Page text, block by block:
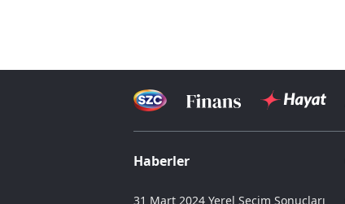
Haberler
31 Mart 2024 Yerel Seçim Sonuçları